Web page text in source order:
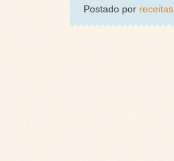
Postado por receitas